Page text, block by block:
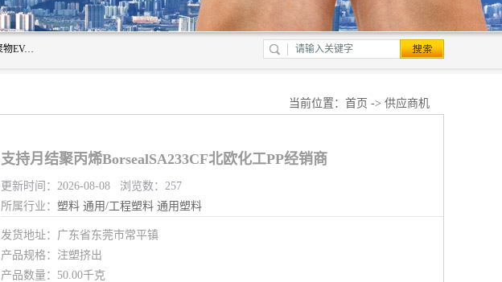
东莞市恒屹国际贸易有限公司（简称：恒屹国际）是一家石化原料综合营销服务商，主营产品乙烯-醋酸乙烯共聚物EVA、聚酰胺PA（尼龙）、醚酯型热塑弹性体TPEE等，公司秉承以市场为导向的战略思想，致力于大宗石化原料在中国市场的营销服务业务，为客户提供一站式的全面服务。
当前位置： 首页 -> 供应商机
支持月结聚丙烯BorsealSA233CF北欧化工PP经销商
更新时间：2026-08-08 浏览数：257
所属行业： 塑料 通用/工程塑料 通用塑料
发货地址：广东省东莞市常平镇
产品规格：注塑挤出
产品数量：50.00千克